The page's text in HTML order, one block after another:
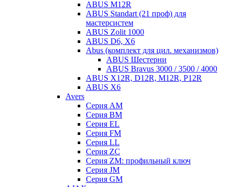
ABUS M12R
ABUS Standart (21 проф) для
мастерсистем
ABUS Zolit 1000
ABUS D6, X6
Abus (комплект для цил. механизмов)
ABUS Шестерни
ABUS Bravus 3000 / 3500 / 4000
ABUS X12R, D12R, M12R, P12R
ABUS X6
Avers
Серия AM
Серия BM
Серия EL
Серия FM
Серия LL
Серия ZC
Серия ZM: профильный ключ
Серия JM
Серия GM